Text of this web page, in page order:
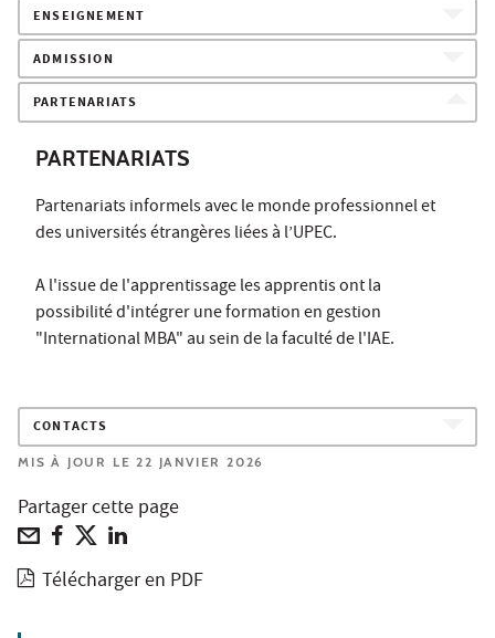
ENSEIGNEMENT
ADMISSION
PARTENARIATS
PARTENARIATS
Partenariats informels avec le monde professionnel et
des universités étrangères liées à l’UPEC.
A l'issue de l'apprentissage les apprentis ont la
possibilité d'intégrer une formation en gestion
"International MBA" au sein de la faculté de l'IAE.
CONTACTS
MIS À JOUR LE 22 JANVIER 2026
Partager cette page
Télécharger en PDF